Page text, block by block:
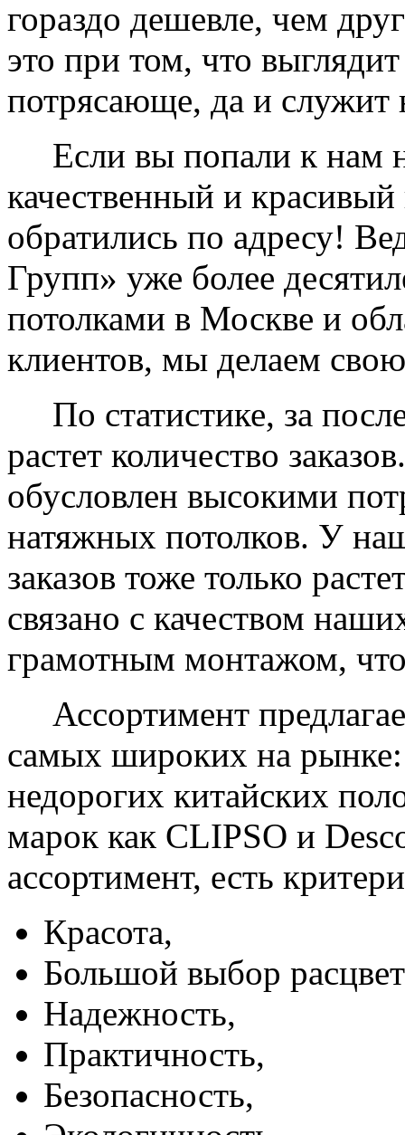
гораздо дешевле, чем
это при том, что
потрясающе, да и служит
Если вы попали к нам
качественный и
обратились по адресу!
Групп» уже более
потолками в Москве и
клиентов, мы делаем
По статистике, за
растет количество
обусловлен высокими
натяжных потолков. У
заказов тоже только
связано с качеством
грамотным монтажом,
Ассортимент
самых широких на
недорогих китайских
марок как CLIPSO и
ассортимент, есть
Красота,
Большой выбор
Надежность,
Практичность,
Безопасность,